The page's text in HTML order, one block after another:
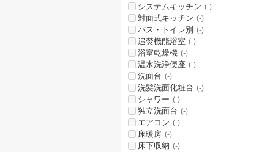
システムキッチン (-)
対面式キッチン (-)
バス・トイレ別 (-)
追焚機能浴室 (-)
浴室乾燥機 (-)
温水洗浄便座 (-)
洗面台 (-)
洗髪洗面化粧台 (-)
シャワー (-)
独立洗面台 (-)
エアコン (-)
床暖房 (-)
床下収納 (-)